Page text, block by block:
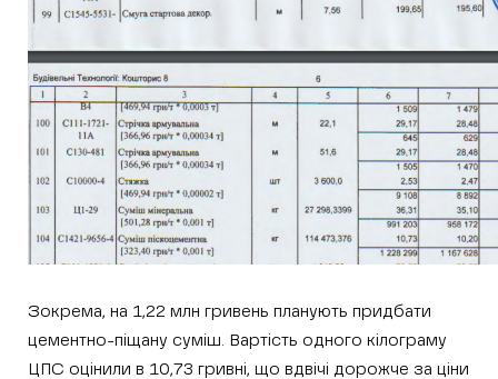
Зокрема, на 1,22 млн гривень планують придбати
цементно-піщану суміш. Вартість одного кілограму
ЦПС оцінили в 10,73 гривні, що вдвічі дорожче за ціни